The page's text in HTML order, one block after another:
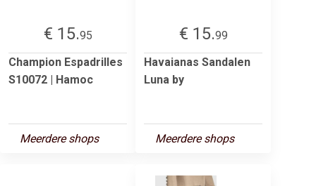
€ 15.95
Champion Espadrilles
S10072 | Hamoc
Meerdere shops
€ 15.99
Havaianas Sandalen
Luna by
Meerdere shops